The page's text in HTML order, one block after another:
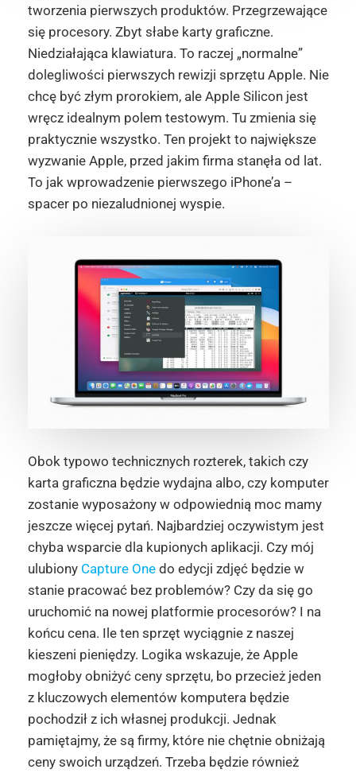
tworzenia pierwszych produktów. Przegrzewające
się procesory. Zbyt słabe karty graficzne.
Niedziałająca klawiatura. To raczej „normalne”
dolegliwości pierwszych rewizji sprzętu Apple. Nie
chcę być złym prorokiem, ale Apple Silicon jest
wręcz idealnym polem testowym. Tu zmienia się
praktycznie wszystko. Ten projekt to największe
wyzwanie Apple, przed jakim firma stanęła od lat.
To jak wprowadzenie pierwszego iPhone’a –
spacer po niezaludnionej wyspie.
Obok typowo technicznych rozterek, takich czy
karta graficzna będzie wydajna albo, czy komputer
zostanie wyposażony w odpowiednią moc mamy
jeszcze więcej pytań. Najbardziej oczywistym jest
chyba wsparcie dla kupionych aplikacji. Czy mój
ulubiony Capture Onedo edycji zdjęć będzie w
stanie pracować bez problemów? Czy da się go
uruchomić na nowej platformie procesorów? I na
końcu cena. Ile ten sprzęt wyciągnie z naszej
kieszeni pieniędzy. Logika wskazuje, że Apple
mogłoby obniżyć ceny sprzętu, bo przecież jeden
z kluczowych elementów komputera będzie
pochodził z ich własnej produkcji. Jednak
pamiętajmy, że są firmy, które nie chętnie obniżają
ceny swoich urządzeń. Trzeba będzie również